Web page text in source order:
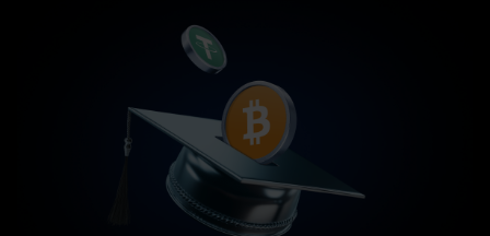
ぎても残っているポジションは、自動的に決済されます。 暗号資
産の出金は、この最終期